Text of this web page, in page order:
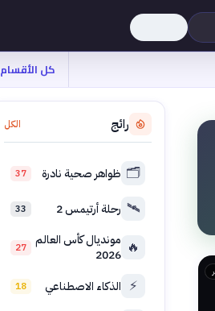
كل الأقسام
رائج الكل
🗂️ ظواهر صحية نادرة 37
🛰️ رحلة أرتيمس 2 33
🔥 مونديال كأس العالم
2026
27
⚡ الذكاء الاصطناعي 18